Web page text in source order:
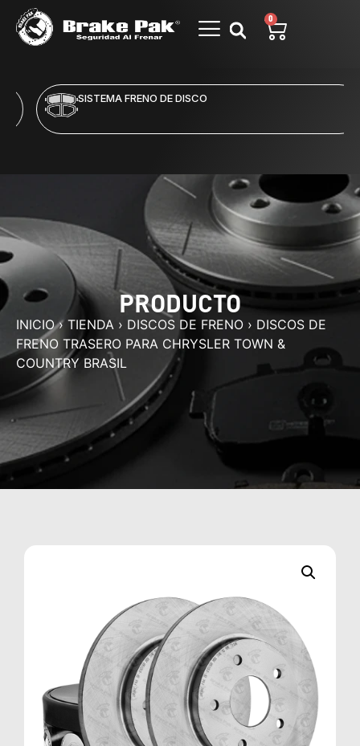
0
SISTEMA FRENO DE DISCO
PRODUCTO
INICIO› TIENDA › DISCOS DE FRENO › DISCOS DE
FRENO TRASERO PARA CHRYSLER TOWN &
COUNTRY BRASIL